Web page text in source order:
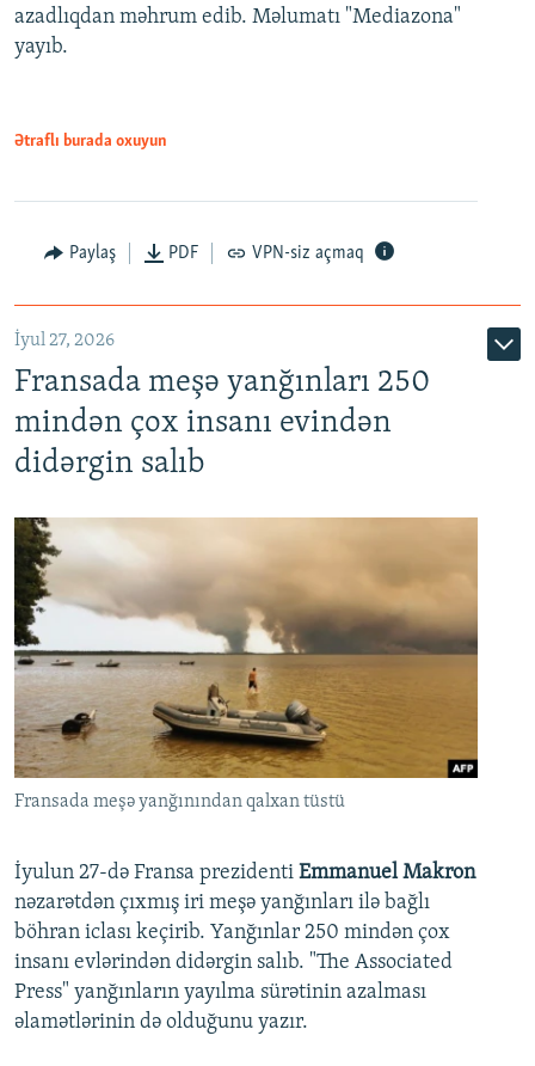
azadlıqdan məhrum edib. Məlumatı "Mediazona"
yayıb.
Ətraflı burada oxuyun
Paylaş PDF VPN-siz açmaq
İyul 27, 2026
Fransada meşə yanğınları 250
mindən çox insanı evindən
didərgin salıb
Fransada meşə yanğınından qalxan tüstü
İyulun 27-də Fransa prezidenti Emmanuel Makron
nəzarətdən çıxmış iri meşə yanğınları ilə bağlı
böhran iclası keçirib. Yanğınlar 250 mindən çox
insanı evlərindən didərgin salıb. "The Associated
Press" yanğınların yayılma sürətinin azalması
əlamətlərinin də olduğunu yazır.